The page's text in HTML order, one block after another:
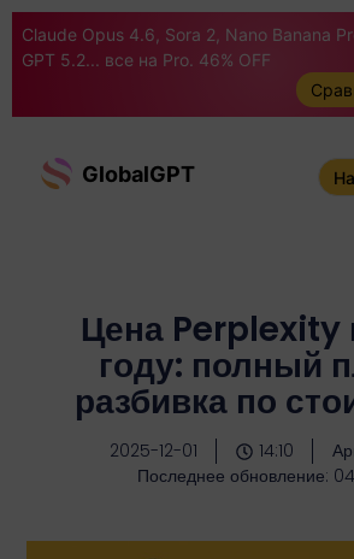
Claude Opus 4.6, Sora 2, Nano Banana
GPT 5.2... все на Pro. 46% OFF
GlobalGPT
Цена Perplexity
году: полный
разбивка по
2025-12-01 14:10
Последнее обновление: